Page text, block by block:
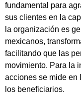
fundamental para
sus clientes en la
la organización es
mexicanos,
facilitando que las
movimiento. Para la
acciones se mide en
los beneficiarios.